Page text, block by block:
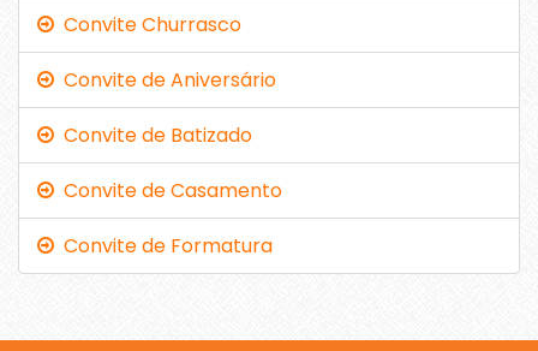
Convite Churrasco
Convite de Aniversário
Convite de Batizado
Convite de Casamento
Convite de Formatura